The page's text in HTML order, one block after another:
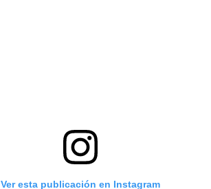
Ver esta publicación en Instagram